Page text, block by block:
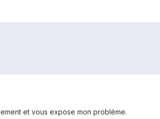
et vous expose mon probléme.